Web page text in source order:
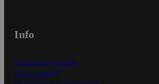
Info
S-Business yrityksille
Oiva-raportit